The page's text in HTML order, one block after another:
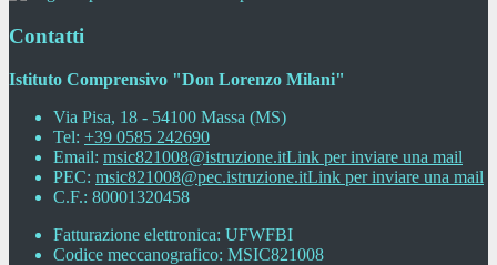
Contatti
Istituto Comprensivo "Don Lorenzo Milani"
Via Pisa, 18 - 54100 Massa (MS)
Tel: +39 0585 242690
Email: msic821008@istruzione.itLink per inviare una mail
PEC: msic821008@pec.istruzione.itLink per inviare una mail
C.F.: 80001320458
Fatturazione elettronica: UFWFBI
Codice meccanografico: MSIC821008